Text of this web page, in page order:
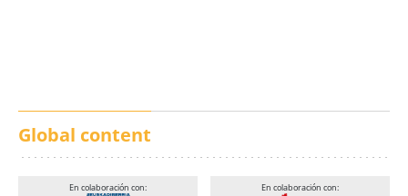
Global content
En colaboración con: En colaboración con: